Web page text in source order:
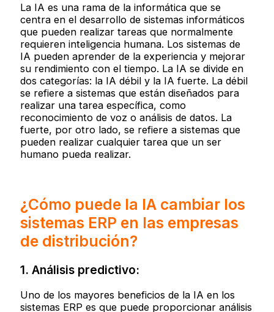
La IA es una rama de la informática que se
centra en el desarrollo de sistemas informáticos
que pueden realizar tareas que normalmente
requieren inteligencia humana. Los sistemas de
IA pueden aprender de la experiencia y mejorar
su rendimiento con el tiempo. La IA se divide en
dos categorías: la IA débil y la IA fuerte. La débil
se refiere a sistemas que están diseñados para
realizar una tarea específica, como
reconocimiento de voz o análisis de datos. La
fuerte, por otro lado, se refiere a sistemas que
pueden realizar cualquier tarea que un ser
humano pueda realizar.
¿Cómo puede la IA cambiar los
sistemas ERP en las empresas
de distribución?
1. Análisis predictivo:
Uno de los mayores beneficios de la IA en los
sistemas ERP es que puede proporcionar análisis